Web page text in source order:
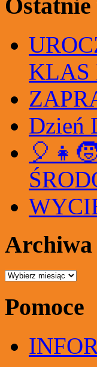
Dzień
Archiwa
Archiwa
Pomoce